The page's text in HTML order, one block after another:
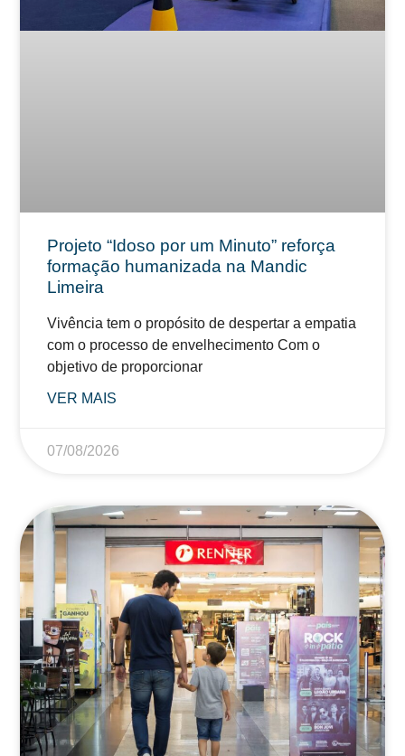
Projeto “Idoso por um Minuto” reforça
formação humanizada na Mandic
Limeira
Vivência tem o propósito de despertar a empatia
com o processo de envelhecimento Com o
objetivo de proporcionar
VER MAIS
07/08/2026